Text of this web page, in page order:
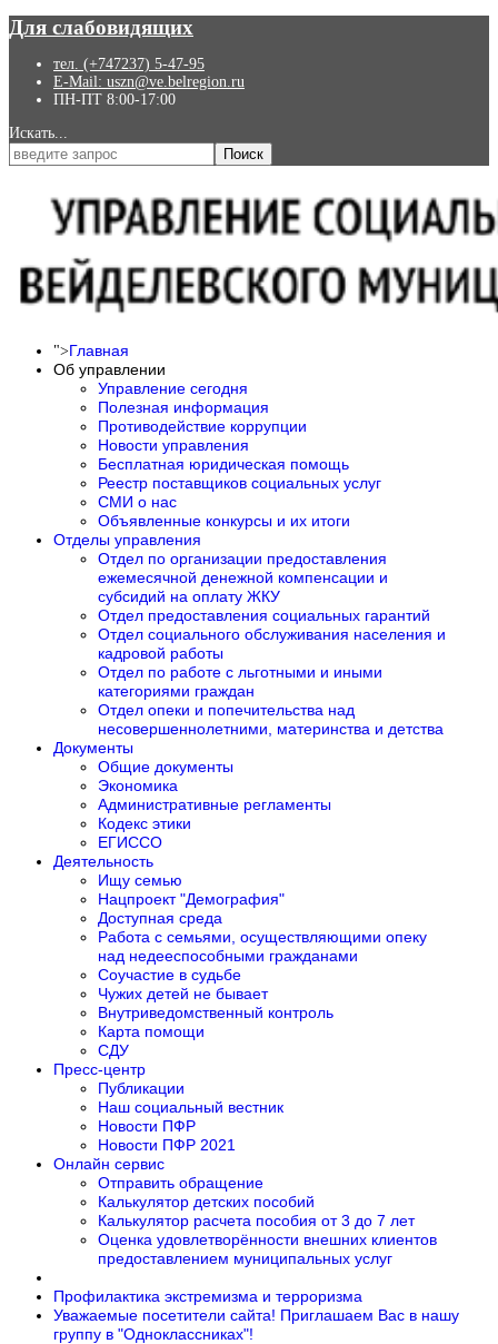
Для слабовидящих
тел. (+747237) 5-47-95
E-Mail: uszn@ve.belregion.ru
ПН-ПТ 8:00-17:00
Искать...
Поиск
">Главная
Об управлении
Управление сегодня
Полезная информация
Противодействие коррупции
Новости управления
Бесплатная юридическая помощь
Реестр поставщиков социальных услуг
СМИ о нас
Объявленные конкурсы и их итоги
Отделы управления
Отдел по организации предоставления
ежемесячной денежной компенсации и
субсидий на оплату ЖКУ
Отдел предоставления социальных гарантий
Отдел социального обслуживания населения и
кадровой работы
Отдел по работе с льготными и иными
категориями граждан
Отдел опеки и попечительства над
несовершеннолетними, материнства и детства
Документы
Общие документы
Экономика
Административные регламенты
Кодекс этики
ЕГИССО
Деятельность
Ищу семью
Нацпроект "Демография"
Доступная среда
Работа с семьями, осуществляющими опеку
над недееспособными гражданами
Соучастие в судьбе
Чужих детей не бывает
Внутриведомственный контроль
Карта помощи
СДУ
Пресс-центр
Публикации
Наш социальный вестник
Новости ПФР
Новости ПФР 2021
Онлайн сервис
Отправить обращение
Калькулятор детских пособий
Калькулятор расчета пособия от 3 до 7 лет
Оценка удовлетворённости внешних клиентов
предоставлением муниципальных услуг
Профилактика экстремизма и терроризма
Уважаемые посетители сайта! Приглашаем Вас в нашу
группу в "Одноклассниках"!